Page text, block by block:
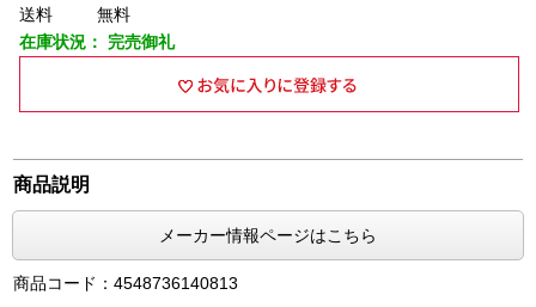
送料
無料
在庫状況： 完売御礼
商品説明
メーカー情報ページはこちら
商品コード：4548736140813